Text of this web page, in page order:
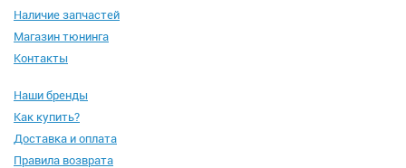
Наличие запчастей
Магазин тюнинга
Контакты
Наши бренды
Как купить?
Доставка и оплата
Правила возврата